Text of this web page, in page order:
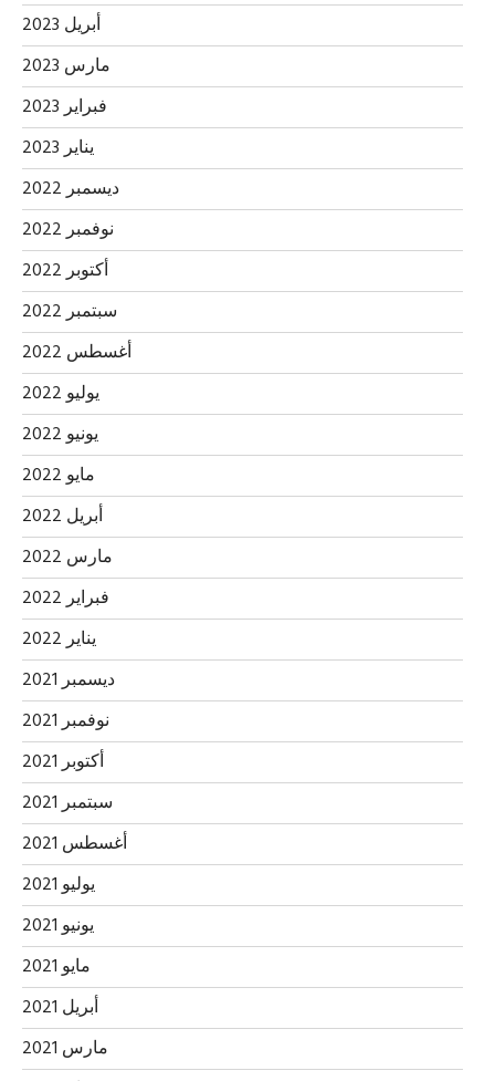
أبريل 2023
مارس 2023
فبراير 2023
يناير 2023
ديسمبر 2022
نوفمبر 2022
أكتوبر 2022
سبتمبر 2022
أغسطس 2022
يوليو 2022
يونيو 2022
مايو 2022
أبريل 2022
مارس 2022
فبراير 2022
يناير 2022
ديسمبر 2021
نوفمبر 2021
أكتوبر 2021
سبتمبر 2021
أغسطس 2021
يوليو 2021
يونيو 2021
مايو 2021
أبريل 2021
مارس 2021